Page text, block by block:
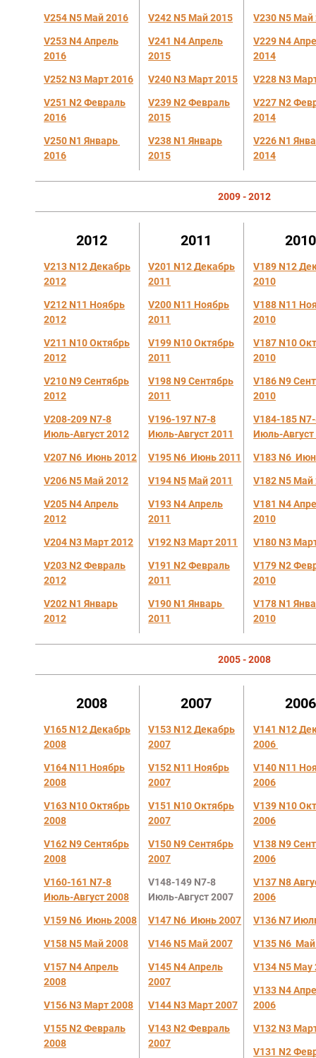
V254 N5 Май2016
V253 N4Апрель
2016
V252 N3 Март2016
V251 N2 Февраль
2016
V250 N1 Январь
2016
V242 N5 Май 2015
V241 N4 Апрель
2015
V240 N3 Март 2015
V239 N2Февраль
2015
V238 N1 Январь
2015
V230 N5 Май
V229 N4 А
2014
V228 N3
V227 N2
2014
V226 N1
2014
2009 - 2012
2012
V213 N12 Декабрь
2012
V212 N11 Ноябрь
2012
V211 N10 Октябрь
2012
V210 N9 Сентябрь
2012
V208-209 N7-8
Июль-Август 2012
V207 N6 Июнь 2012
V206 N5 Май 2012
V205 N4 Апрель
2012
V204 N3 Март 2012
V203 N2 Февраль
2012
V202 N1 Январь
2012
2011
V201 N12 Декабрь
2011
V200 N11 Ноябрь
2011
V199 N10 Октябрь
2011
V198 N9 Сентябрь
2011
V196-197 N7-8
Июль-Август 2011
V195 N6 Июнь 2011
V194 N5 Май2011
V193 N4 Апрель
2011
V192 N3 Март 2011
V191 N2 Февраль
2011
V190 N1 Январь
2011
2010
V189 N12 Де
2010
V188 N11
2010
V187 N10 Ок
2010
V186 N9 Сен
2010
V184-185
Июль-Август
V183 N6 И
V182 N5 Май
V181 N4
2010
V180 N3 М
V179 N2
2010
V178 N1
2010
2005 - 2008
2008
V165 N12 Декабрь
2008
V164 N11 Ноябрь
2008
V163 N10 Октябрь
2008
V162 N9 Сентябрь
2008
V160-161 N7-8
Июль-Август 2008
V159 N6 Июнь 2008
V158 N5 Май 2008
V157 N4 Апрель
2008
V156 N3 Март 2008
V155 N2 Февраль
2008
2007
V153 N12 Декабрь
2007
V152 N11 Ноябрь
2007
V151 N10 Октябрь
2007
V150 N9 Сентябрь
2007
V148-149 N7-8
Июль-Август 2007
V147 N6 Июнь 2007
V146 N5 Май 2007
V145 N4 Апрель
2007
V144 N3 Март 2007
V143 N2 Февраль
2007
2006
V141 N12
2006
V140 N11
2006
V139 N10 Ок
2006
V138 N9
2006
V137 N8
2006
V136 N7
V135 N6
V134 N5 May
V133 N4
2006
V132 N3
V131 N2